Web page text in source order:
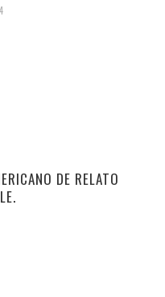
DE RELATO